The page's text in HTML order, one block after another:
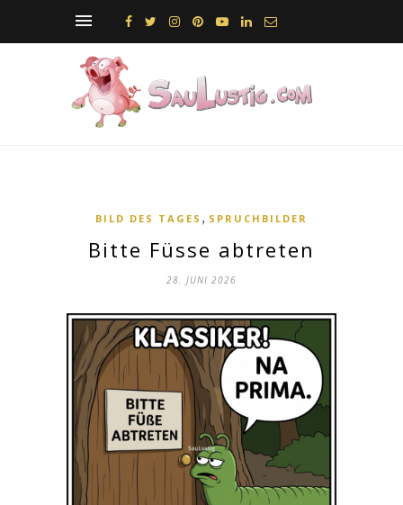
BILD DES TAGES , SPRUCHBILDER
Bitte Füsse abtreten
28. JUNI 2026